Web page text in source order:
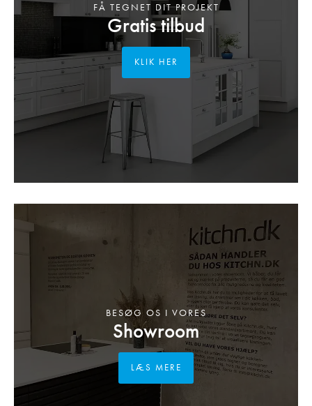
Gratis tilbud
FÅ TEGNET DIT PROJEKT
KLIK HER
Showroom
BESØG OS I VORES
LÆS MERE